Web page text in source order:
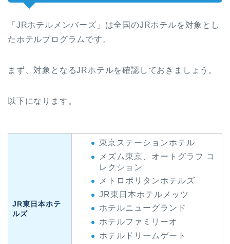
「JRホテルメンバーズ」は全国のJRホテルを対象とし
たホテルプログラムです。
まず、対象となるJRホテルを確認しておきましょう。
以下になります。
JR東日本ホテ
ルズ
東京ステーションホテル
メズム東京、オートグラフ コ
レクション
メトロポリタンホテルズ
JR東日本ホテルメッツ
ホテルニューグランド
ホテルファミリーオ
ホテルドリームゲート